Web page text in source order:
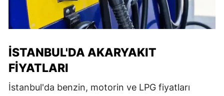
İSTANBUL'DA AKARYAKIT
FIYATLARI
İstanbul'da benzin, motorin ve LPG fiyatları